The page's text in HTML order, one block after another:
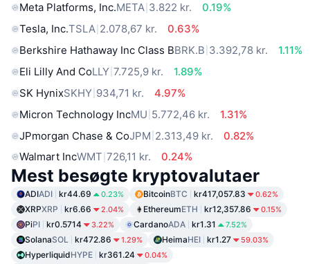
Meta Platforms, Inc.META 3.822 kr.
0.19%
Tesla, Inc.TSLA 2.078,67 kr.
0.63%
Berkshire Hathaway Inc Class BBRK.B 3.392,78 kr.
1.11%
Eli Lilly And CoLLY 7.725,9 kr.
1.89%
SK HynixSKHY 934,71 kr.
4.97%
Micron Technology IncMU 5.772,46 kr.
1.31%
JPmorgan Chase & CoJPM 2.313,49 kr.
0.82%
Walmart IncWMT 726,11 kr. 0.24%
Mest besøgte kryptovalutaer
ADIADI kr44.69 0.23% BitcoinBTC kr417,057.83 0.62%
XRPXRP kr6.66 2.04% EthereumETH kr12,357.86 0.15%
PiPI kr0.5714 3.22% CardanoADA kr1.31 7.52%
SolanaSOL kr472.86 1.29% HeimaHEI kr1.27 59.03%
HyperliquidHYPE kr361.24 0.04%